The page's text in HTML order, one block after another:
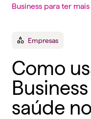
Business para ter
Empresas
Como
saúde